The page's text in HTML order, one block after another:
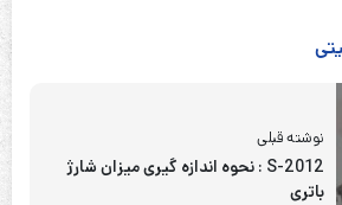
نوشته قبلی
S-2012 : نحوه اندازه گیری میزان شارژ
باتری